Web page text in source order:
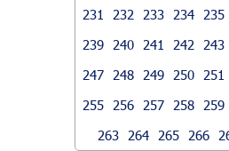
231
232 233 234 235
239
240 241 242 243
247
248 249 250 251
255
256 257 258 259
263
264 265 266